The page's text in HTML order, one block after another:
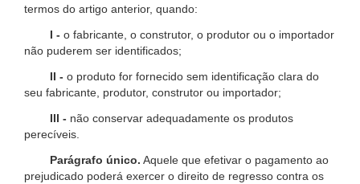
termos do artigo anterior, quando:
I - o fabricante, o construtor, o produtor ou o importador
não puderem ser identificados;
II - o produto for fornecido sem identificação clara do
seu fabricante, produtor, construtor ou importador;
III - não conservar adequadamente os produtos
perecíveis.
Parágrafo único. Aquele que efetivar o pagamento ao
prejudicado poderá exercer o direito de regresso contra os